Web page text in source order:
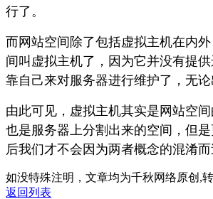
行了。
而网站空间除了包括虚拟主机在内
间叫虚拟主机了，因为它并没有提
靠自己来对服务器进行维护了，无
由此可见，虚拟主机其实是网站空
也是服务器上分割出来的空间，但
后我们才不会因为两者概念的混淆而
如没特殊注明，文章均为千秋网络原创,
返回列表